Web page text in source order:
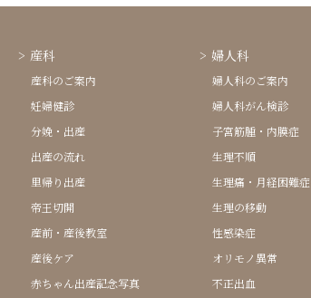
産科
産科のご案内
妊婦健診
分娩・出産
出産の流れ
里帰り出産
帝王切開
産前・産後教室
産後ケア
赤ちゃん出産記念写真
婦人科
婦人科のご案内
婦人科がん検診
子宮筋腫・内膜症
生理不順
生理痛・月経困難症
生理の移動
性感染症
オリモノ異常
不正出血